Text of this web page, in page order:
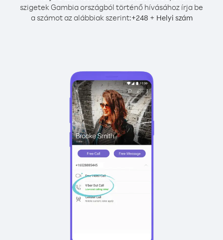
szigetek Gambia országból történő hívásához írja be
a számot az alábbiak szerint:+248 + Helyi szám